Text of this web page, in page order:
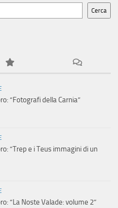
Cerca
“Fotografi della Carnia”
“Trep e i Teus immagini di un
“La Noste Valade: volume 2”